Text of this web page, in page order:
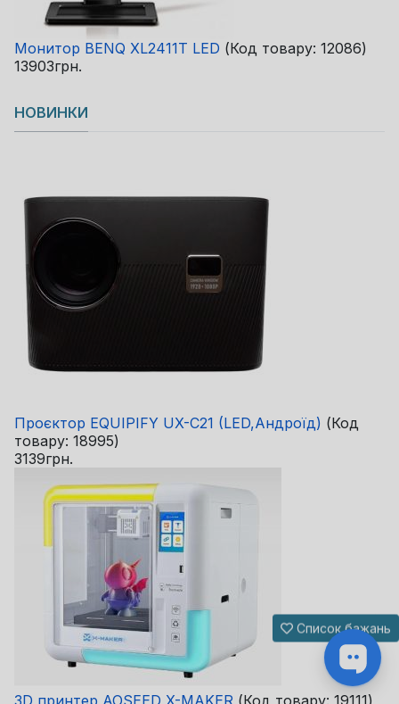
Монитор BENQ XL2411T LED (Код товару: 12086)
13903грн.
НОВИНКИ
Проєктор EQUIPIFY UX-C21 (LED,Андроїд) (Код
товару: 18995)
3139грн.
3D принтер AOSEED X-MAKER (Код товару: 19111)
Список бажань